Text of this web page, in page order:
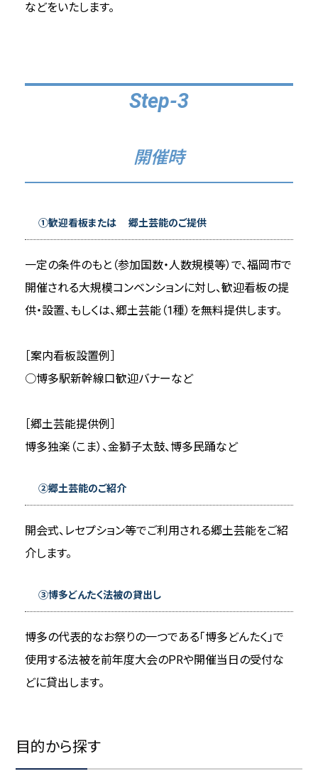
などをいたします。
Step-3
開催時
①歓迎看板または 郷土芸能のご提供
一定の条件のもと（参加国数・人数規模等）で、福岡市で
開催される大規模コンベンションに対し、歓迎看板の提
供・設置、もしくは、郷土芸能（1種）を無料提供します。
［案内看板設置例］
○博多駅新幹線口歓迎バナーなど
［郷土芸能提供例］
博多独楽（こま）、金獅子太鼓、博多民踊など
②郷土芸能のご紹介
開会式、レセプション等でご利用される郷土芸能をご紹
介します。
③博多どんたく法被の貸出し
博多の代表的なお祭りの一つである「博多どんたく」で
使用する法被を前年度大会のPRや開催当日の受付な
どに貸出します。
目的から探す